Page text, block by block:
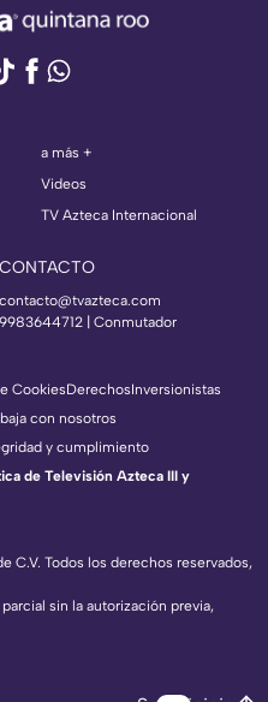
a más +
Videos
TV Azteca Internacional
CONTACTO
contacto@tvazteca.com
9983644712 | Conmutador
C.V. Todos los derechos reservados,
sin la autorización previa,
CookiesDerechosInversionistas
con nosotros
y cumplimiento
de Televisión Azteca III y